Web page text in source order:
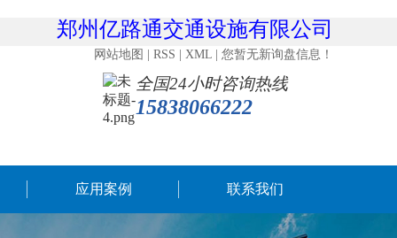
郑州亿路通交通设施有限公司 主营：
网站地图 RSS XML 您暂无新询盘信息！
全国24小时咨询热线
15838066222
应用案例 联系我们